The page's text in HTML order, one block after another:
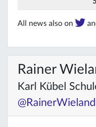
All news also on
Rainer
Karl Kübel
@RainerWieland